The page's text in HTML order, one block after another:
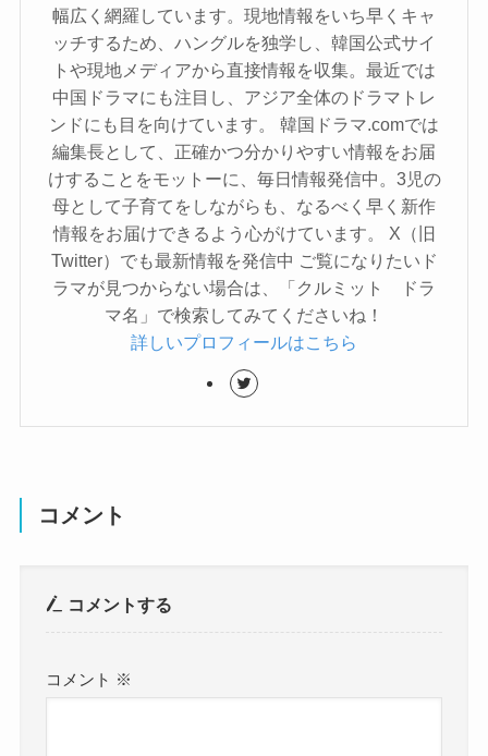
幅広く網羅しています。現地情報をいち早くキャ
ッチするため、ハングルを独学し、韓国公式サイ
トや現地メディアから直接情報を収集。最近では
中国ドラマにも注目し、アジア全体のドラマトレ
ンドにも目を向けています。 韓国ドラマ.comでは
編集長として、正確かつ分かりやすい情報をお届
けすることをモットーに、毎日情報発信中。3児の
母として子育てをしながらも、なるべく早く新作
情報をお届けできるよう心がけています。 X（旧
Twitter）でも最新情報を発信中 ご覧になりたいド
ラマが見つからない場合は、「クルミット ドラ
マ名」で検索してみてくださいね！
詳しいプロフィールはこちら
コメント
コメントする
コメント ※